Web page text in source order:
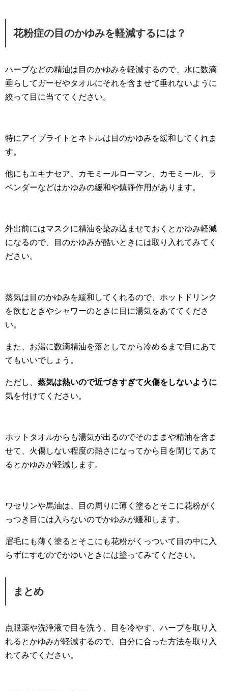
花粉症の目のかゆみを軽減するには？
ハーブなどの精油は目のかゆみを軽減するので、水に数滴
垂らしてガーゼやタオルにそれを含ませて垂れないように
絞って目に当ててください。
特にアイブライトとネトルは目のかゆみを緩和してくれま
す。
他にもエキナセア、カモミールローマン、カモミール、ラ
ベンダーなどはかゆみの緩和や鎮静作用があります。
外出前にはマスクに精油を染み込ませておくとかゆみ軽減
になるので、目のかゆみが酷いときには取り入れてみてく
ださい。
蒸気は目のかゆみを緩和してくれるので、ホットドリンク
を飲むときやシャワーのときに目に湯気をあててくださ
い。
また、お湯に数滴精油を落としてから冷めるまで目にあて
てもいいでしょう。
ただし、 蒸気は熱いので近づきすぎて火傷をしないように
気を付けてください。
ホットタオルからも湯気が出るのでそのままや精油を含ま
せて、火傷しない程度の熱さになってから目を閉じてあて
るとかゆみが軽減します。
ワセリンや馬油は、目の周りに薄く塗るとそこに花粉がく
っつき目には入らないのでかゆみが緩和します。
眉毛にも薄く塗るとそこにも花粉がくっついて目の中に入
らずにすむのでかゆいときには塗ってみてください。
まとめ
点眼薬や洗浄液で目を洗う、目を冷やす、ハーブを取り入
れるとかゆみが軽減するので、自分に合った方法を取り入
れてみてください。